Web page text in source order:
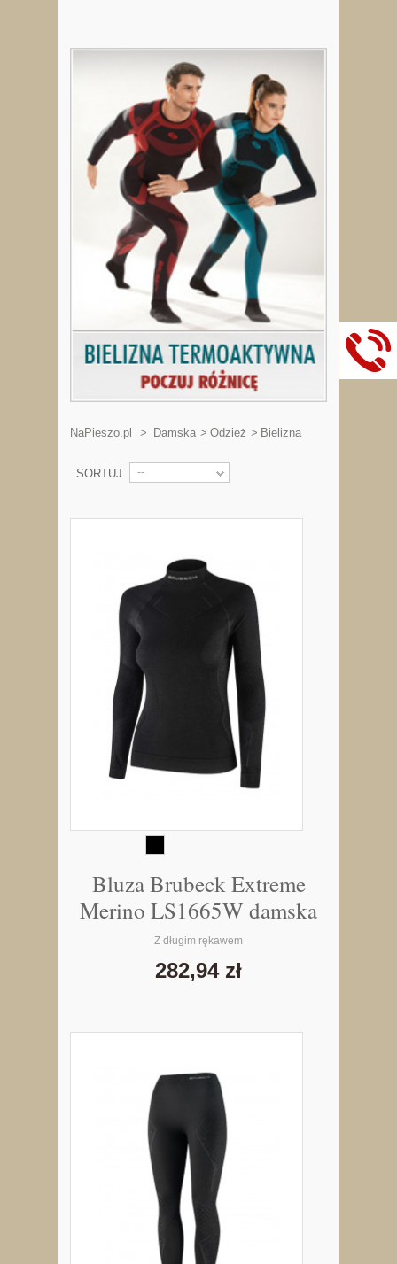
NaPieszo.pl > Damska > Odzież > Bielizna
SORTUJ --
Bluza Brubeck Extreme
Merino LS1665W damska
Z długim rękawem
282,94 zł